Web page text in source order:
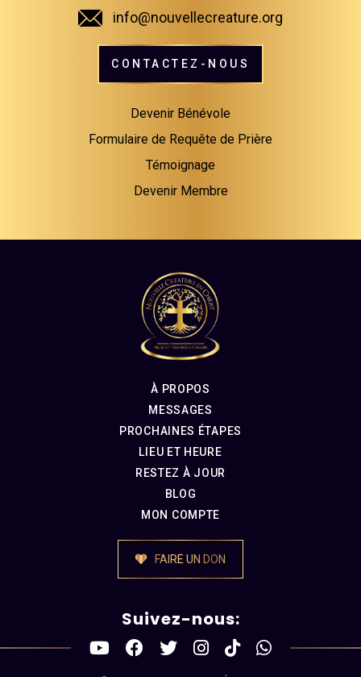
info@nouvellecreature.org
CONTACTEZ-NOUS
Devenir Bénévole
Formulaire de Requête de Prière
Témoignage
Devenir Membre
À PROPOS
MESSAGES
PROCHAINES ÉTAPES
LIEU ET HEURE
RESTEZ À JOUR
BLOG
MON COMPTE
FAIRE UN DON
Suivez-nous: